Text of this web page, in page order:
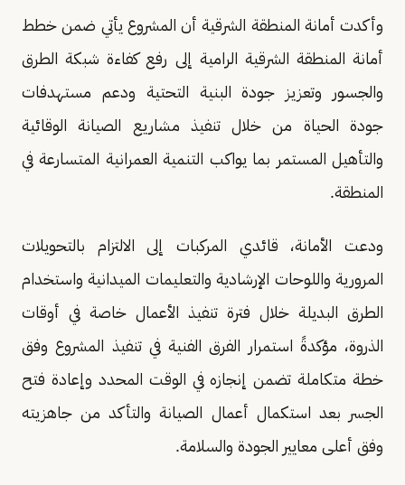
وأكدت أمانة المنطقة الشرقية أن المشروع يأتي ضمن خطط
أمانة المنطقة الشرقية الرامية إلى رفع كفاءة شبكة الطرق
والجسور وتعزيز جودة البنية التحتية ودعم مستهدفات
جودة الحياة من خلال تنفيذ مشاريع الصيانة الوقائية
والتأهيل المستمر بما يواكب التنمية العمرانية المتسارعة في
المنطقة.
ودعت الأمانة، قائدي المركبات إلى الالتزام بالتحويلات
المرورية واللوحات الإرشادية والتعليمات الميدانية واستخدام
الطرق البديلة خلال فترة تنفيذ الأعمال خاصة في أوقات
الذروة، مؤكدةً استمرار الفرق الفنية في تنفيذ المشروع وفق
خطة متكاملة تضمن إنجازه في الوقت المحدد وإعادة فتح
الجسر بعد استكمال أعمال الصيانة والتأكد من جاهزيته
وفق أعلى معايير الجودة والسلامة.